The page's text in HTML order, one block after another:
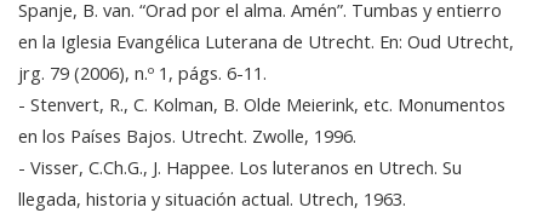
Spanje, B. van. “Orad por el alma. Amén”. Tumbas y entierro
en la Iglesia Evangélica Luterana de Utrecht. En: Oud Utrecht,
jrg. 79 (2006), n.º 1, págs. 6-11.
- Stenvert, R., C. Kolman, B. Olde Meierink, etc. Monumentos
en los Países Bajos. Utrecht. Zwolle, 1996.
- Visser, C.Ch.G., J. Happee. Los luteranos en Utrech. Su
llegada, historia y situación actual. Utrech, 1963.